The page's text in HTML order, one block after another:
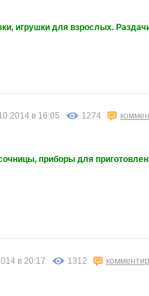
игрушки для взрослых.
в 16:05 1274
приборы для
в 20:17 1312